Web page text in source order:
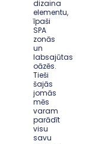
dizaina
elementu,
īpaši
SPA
zonās
un
labsajūtas
oāzēs.
Tieši
šajās
jomās
mēs
varam
parādīt
visu
savu